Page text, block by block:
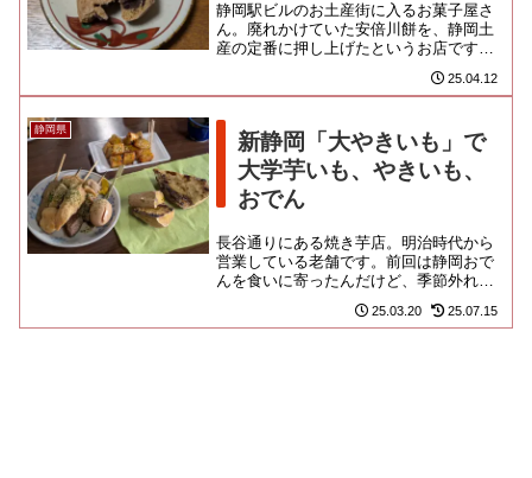
静岡駅ビルのお土産街に入るお菓子屋さ
ん。廃れかけていた安倍川餅を、静岡土
産の定番に押し上げたというお店です。
今回、安倍川餅は「松柏堂」のものを買
ったし、正直、食べ比べたい類... 25.04.12
静岡県
新静岡「大やきいも」で
大学芋いも、やきいも、
おでん
長谷通りにある焼き芋店。明治時代から
営業している老舗です。前回は静岡おで
んを食いに寄ったんだけど、季節外れで
売ってなかった焼きいもにリベンジした
かったのよ！静岡浅間神社から...
25.03.20 25.07.15